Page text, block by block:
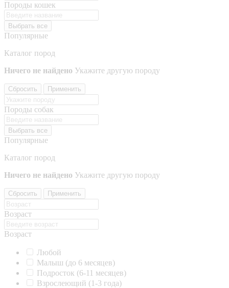
Породы кошек
Выбрать все
Популярные
Каталог пород
Ничего не найдено Укажите другую породу
Сбросить Применить
Породы собак
Выбрать все
Популярные
Каталог пород
Ничего не найдено Укажите другую породу
Сбросить Применить
Возраст
Возраст
Любой
Малыш (до 6 месяцев)
Подросток (6-11 месяцев)
Взрослеющий (1-3 года)